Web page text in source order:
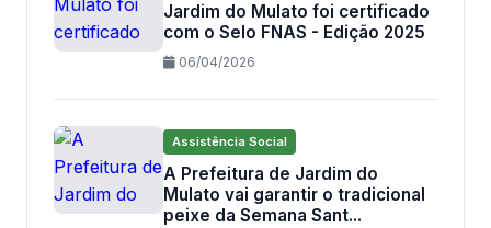
Jardim do Mulato foi certificado
com o Selo FNAS - Edição 2025
06/04/2026
Assistência Social
A Prefeitura de Jardim do
Mulato vai garantir o tradicional
peixe da Semana Sant...